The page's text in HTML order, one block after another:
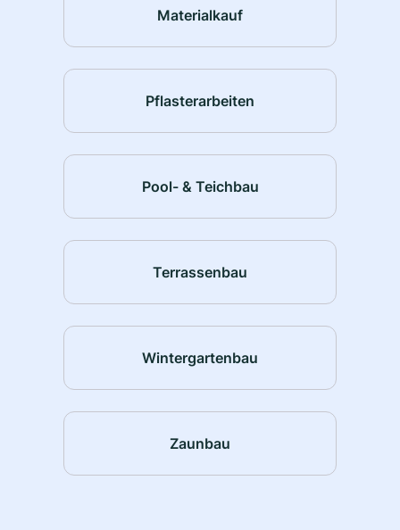
Materialkauf
Pflasterarbeiten
Pool- & Teichbau
Terrassenbau
Wintergartenbau
Zaunbau